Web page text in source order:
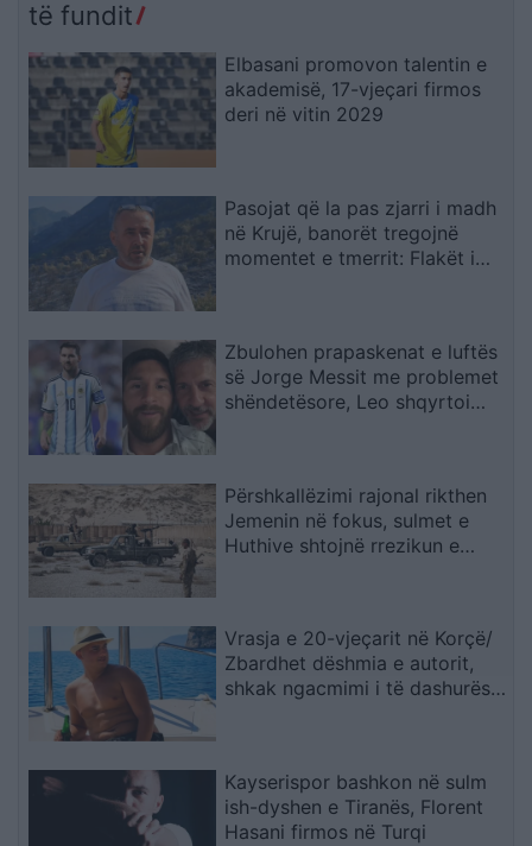
të fundit
Elbasani promovon talentin e
akademisë, 17-vjeçari firmos
deri në vitin 2029
Pasojat që la pas zjarri i madh
në Krujë, banorët tregojnë
momentet e tmerrit: Flakët i
Zbulohen prapaskenat e luftës
së Jorge Messit me problemet
shëndetësore, Leo shqyrtoi
Përshkallëzimi rajonal rikthen
Jemenin në fokus, sulmet e
Huthive shtojnë rrezikun e
Vrasja e 20-vjeçarit në Korçë/
Zbardhet dëshmia e autorit,
shkak ngacmimi i të dashurës
Kayserispor bashkon në sulm
ish-dyshen e Tiranës, Florent
Hasani firmos në Turqi